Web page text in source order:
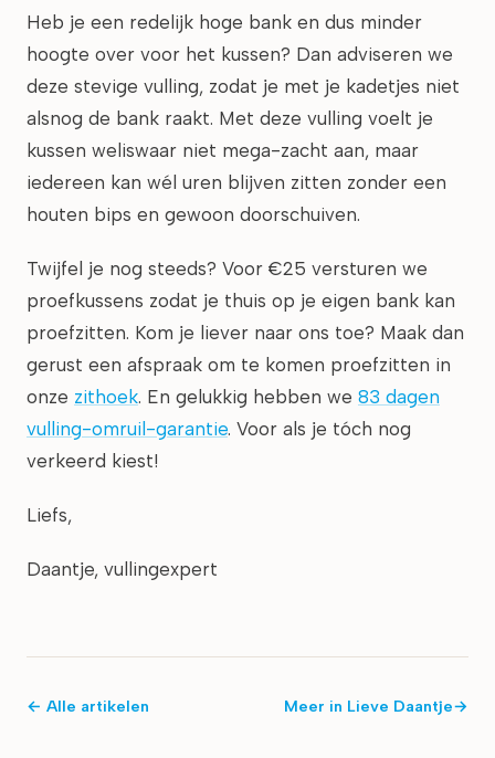
Heb je een redelijk hoge bank en dus minder
hoogte over voor het kussen? Dan adviseren we
deze stevige vulling, zodat je met je kadetjes niet
alsnog de bank raakt. Met deze vulling voelt je
kussen weliswaar niet mega-zacht aan, maar
iedereen kan wél uren blijven zitten zonder een
houten bips en gewoon doorschuiven.
Twijfel je nog steeds? Voor €25 versturen we
proefkussens zodat je thuis op je eigen bank kan
proefzitten. Kom je liever naar ons toe? Maak dan
gerust een afspraak om te komen proefzitten in
onze zithoek. En gelukkig hebben we 83 dagen
vulling-omruil-garantie. Voor als je tóch nog
verkeerd kiest!
Liefs,
Daantje, vullingexpert
← Alle artikelen Meer in Lieve Daantje→